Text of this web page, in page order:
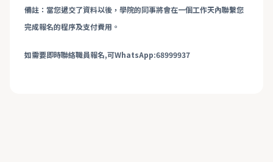
備註：當您遞交了資料以後，學院的同事將會在一個工作天內聯繫您
完成報名的程序及支付費用。
如需要即時聯絡職員報名,可WhatsApp:68999937